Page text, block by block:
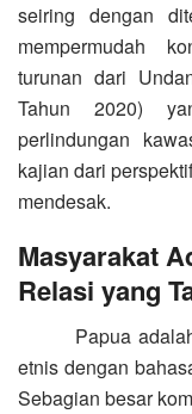
seiring dengan
mempermudah
turunan dari
Tahun 2020)
perlindungan
kajian dari
mendesak.
Masyarakat
Relasi yang
Papua
etnis dengan
Sebagian besar